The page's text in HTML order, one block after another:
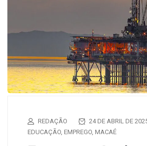
REDAÇÃO
24 DE ABRIL DE
EDUCAÇÃO, EMPREGO, MACAÉ